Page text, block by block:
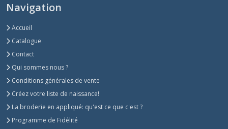
Navigation
Accueil
Catalogue
Contact
Qui sommes nous ?
Conditions générales de vente
Créez votre liste de naissance!
La broderie en appliqué: qu'est ce que c'est ?
Programme de Fidélité